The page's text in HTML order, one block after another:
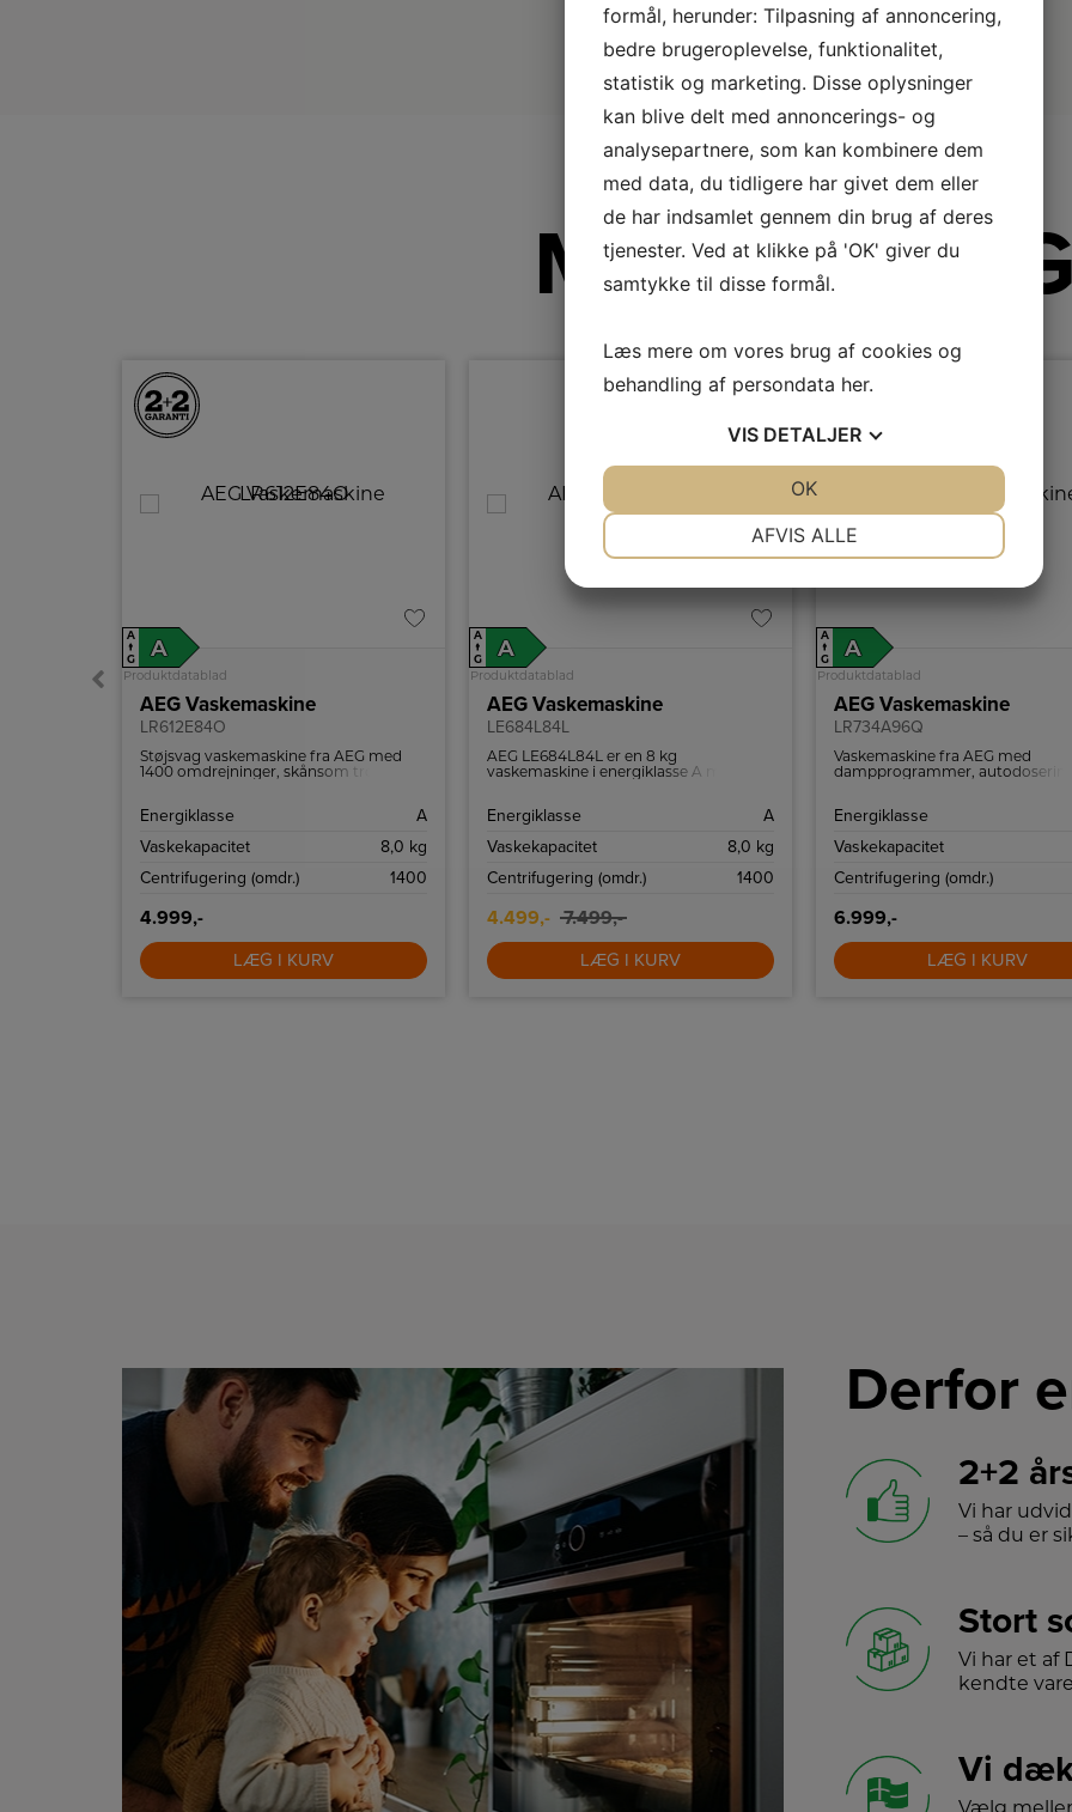
Mere fra AEG
A
↑
G
A
Produktdatablad
AEG Vaskemaskine
LR612E84O
Støjsvag vaskemaskine fra AEG med
1400 omdrejninger, skånsom tromle og
Energiklasse
A
Vaskekapacitet
8,0 kg
Centrifugering (omdr.)
1400
4.999,-
LÆG I KURV
TILBUD - 40%
A
↑
G
A
Produktdatablad
AEG Vaskemaskine
LE684L84L
AEG LE684L84L er en 8 kg
vaskemaskine i energiklasse A med
MaxWash45’ og hygiejneprogram.
drift og kortere tørretid i hverdagen.
Energiklasse
A
Vaskekapacitet
8,0 kg
Centrifugering (omdr.)
1400
4.499,- 7.499,-
LÆG I KURV
A
↑
G
A
Produktdatablad
AEG Vaskemaskine
LR734A96Q
Vaskemaskine fra AEG med
dampprogrammer, autodosering
Energiklasse
Vaskekapacitet
Centrifugering (omdr.)
6.999,-
LÆG I KURV
Derfor
2+2
Vi har
– så du er
Stort
Vi har et af
kendte
Vi
formål, herunder: Tilpasning af annoncering,
bedre brugeroplevelse, funktionalitet,
statistik og marketing. Disse oplysninger
kan blive delt med annoncerings- og
analysepartnere, som kan kombinere dem
med data, du tidligere har givet dem eller
de har indsamlet gennem din brug af deres
tjenester. Ved at klikke på 'OK' giver du
samtykke til disse formål.
Læs mere om vores brug af cookies og
behandling af persondata her.
VIS DETALJER
AFVIS ALLE
OK